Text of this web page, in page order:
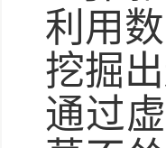
利用
挖掘
通过